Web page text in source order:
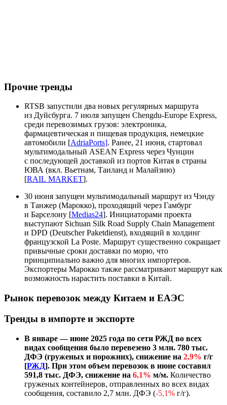
Прочие тренды
RTSB запустили два новых регулярных маршрута
из Дуйсбурга. 7 июля запущен Chengdu-Europe Express,
среди перевозимых грузов: электроника,
фармацевтическая и пищевая продукция, немецкие
автомобили [AdriaPorts]. Ранее, 21 июня, стартовал
мультимодальный ASEAN Express через Чунцин
с последующей доставкой из портов Китая в страны
ЮВА (вкл. Вьетнам, Таиланд и Малайзию)
[RAIL MARKET].
30 июня запущен мультимодальный маршрут из Чэнду
в Танжер (Марокко), проходящий через Гамбург
и Барселону [Medias24]. Инициаторами проекта
выступают Sichuan Silk Road Supply Chain Management
и DPD (Deutscher Paketdienst), входящий в холдинг
французской La Poste. Маршрут существенно сокращает
привычные сроки доставки по морю, что
принципиально важно для многих импортеров.
Экспортеры Марокко также рассматривают маршрут как
возможность нарастить поставки в Китай.
Рынок перевозок между Китаем и ЕАЭС
Тренды в импорте и экспорте
В январе — июне 2025 года по сети РЖД во всех
видах сообщения было перевезено 3 млн. 780 тыс.
ДФЭ (груженых и порожних), снижение на 2,9% г/г
[РЖД]. При этом объем перевозок в июне составил
591,8 тыс. ДФЭ, снижение на 6,1% м/м. Количество
груженых контейнеров, отправленных во всех видах
сообщения, составило 2,7 млн. ДФЭ (-5,1% г/г).